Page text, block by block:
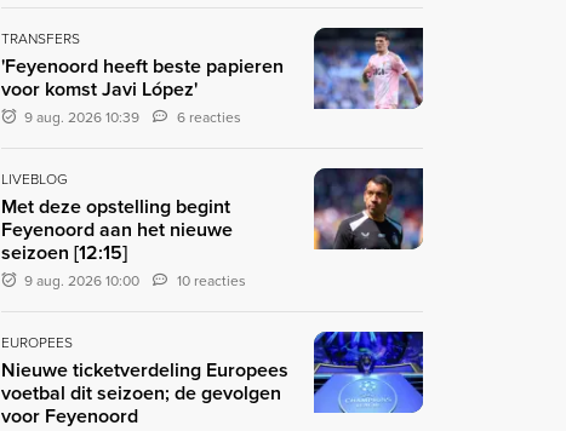
TRANSFERS
'Feyenoord heeft beste papieren
voor komst Javi López'
9 aug. 2026 10:39 6 reacties
LIVEBLOG
Met deze opstelling begint
Feyenoord aan het nieuwe
seizoen [12:15]
9 aug. 2026 10:00 10 reacties
EUROPEES
Nieuwe ticketverdeling Europees
voetbal dit seizoen; de gevolgen
voor Feyenoord